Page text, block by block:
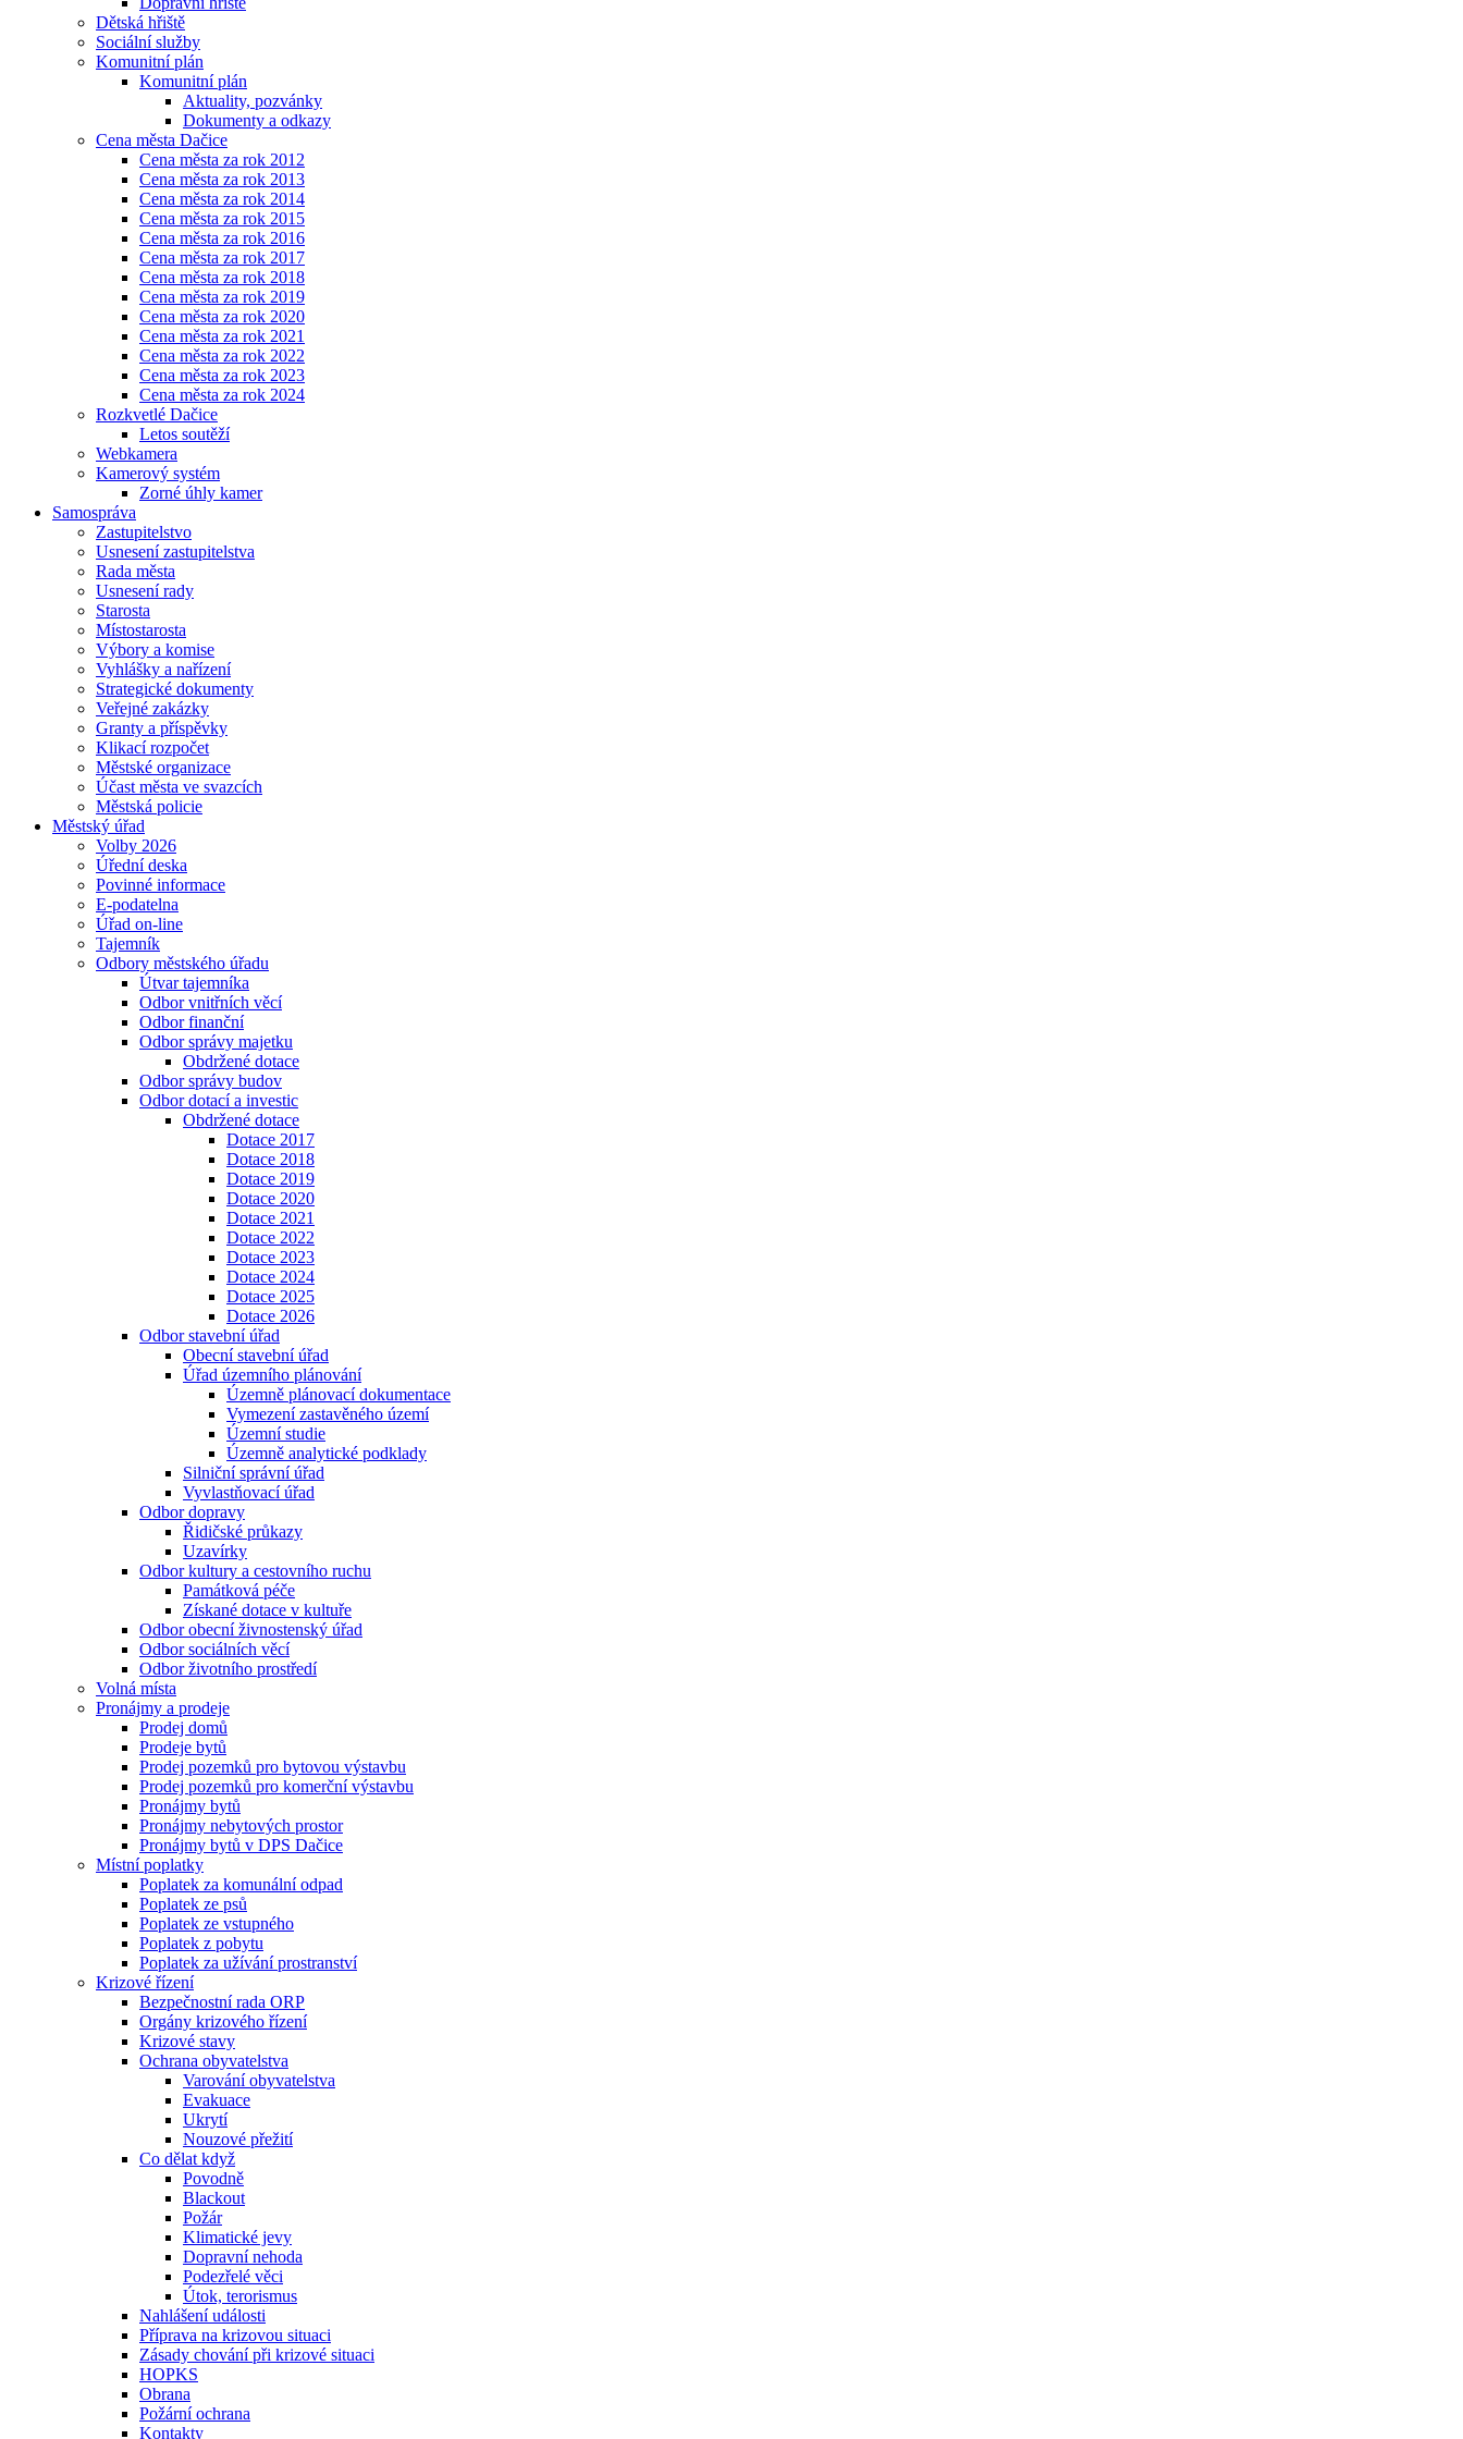
Dětská hřiště
Sociální služby
Komunitní plán
Komunitní plán
Aktuality, pozvánky
Dokumenty a odkazy
Cena města Dačice
Cena města za rok 2012
Cena města za rok 2013
Cena města za rok 2014
Cena města za rok 2015
Cena města za rok 2016
Cena města za rok 2017
Cena města za rok 2018
Cena města za rok 2019
Cena města za rok 2020
Cena města za rok 2021
Cena města za rok 2022
Cena města za rok 2023
Cena města za rok 2024
Rozkvetlé Dačice
Letos soutěží
Webkamera
Kamerový systém
Zorné úhly kamer
Samospráva
Zastupitelstvo
Usnesení zastupitelstva
Rada města
Usnesení rady
Starosta
Místostarosta
Výbory a komise
Vyhlášky a nařízení
Strategické dokumenty
Veřejné zakázky
Granty a příspěvky
Klikací rozpočet
Městské organizace
Účast města ve svazcích
Městská policie
Městský úřad
Volby 2026
Úřední deska
Povinné informace
E-podatelna
Úřad on-line
Tajemník
Odbory městského úřadu
Útvar tajemníka
Odbor vnitřních věcí
Odbor finanční
Odbor správy majetku
Obdržené dotace
Odbor správy budov
Odbor dotací a investic
Obdržené dotace
Dotace 2017
Dotace 2018
Dotace 2019
Dotace 2020
Dotace 2021
Dotace 2022
Dotace 2023
Dotace 2024
Dotace 2025
Dotace 2026
Odbor stavební úřad
Obecní stavební úřad
Úřad územního plánování
Územně plánovací dokumentace
Vymezení zastavěného území
Územní studie
Územně analytické podklady
Silniční správní úřad
Vyvlastňovací úřad
Odbor dopravy
Řidičské průkazy
Uzavírky
Odbor kultury a cestovního ruchu
Památková péče
Získané dotace v kultuře
Odbor obecní živnostenský úřad
Odbor sociálních věcí
Odbor životního prostředí
Volná místa
Pronájmy a prodeje
Prodej domů
Prodeje bytů
Prodej pozemků pro bytovou výstavbu
Prodej pozemků pro komerční výstavbu
Pronájmy bytů
Pronájmy nebytových prostor
Pronájmy bytů v DPS Dačice
Místní poplatky
Poplatek za komunální odpad
Poplatek ze psů
Poplatek ze vstupného
Poplatek z pobytu
Poplatek za užívání prostranství
Krizové řízení
Bezpečnostní rada ORP
Orgány krizového řízení
Krizové stavy
Ochrana obyvatelstva
Varování obyvatelstva
Evakuace
Ukrytí
Nouzové přežití
Co dělat když
Povodně
Blackout
Požár
Klimatické jevy
Dopravní nehoda
Podezřelé věci
Útok, terorismus
Nahlášení události
Příprava na krizovou situaci
Zásady chování při krizové situaci
HOPKS
Obrana
Požární ochrana
Kontakty